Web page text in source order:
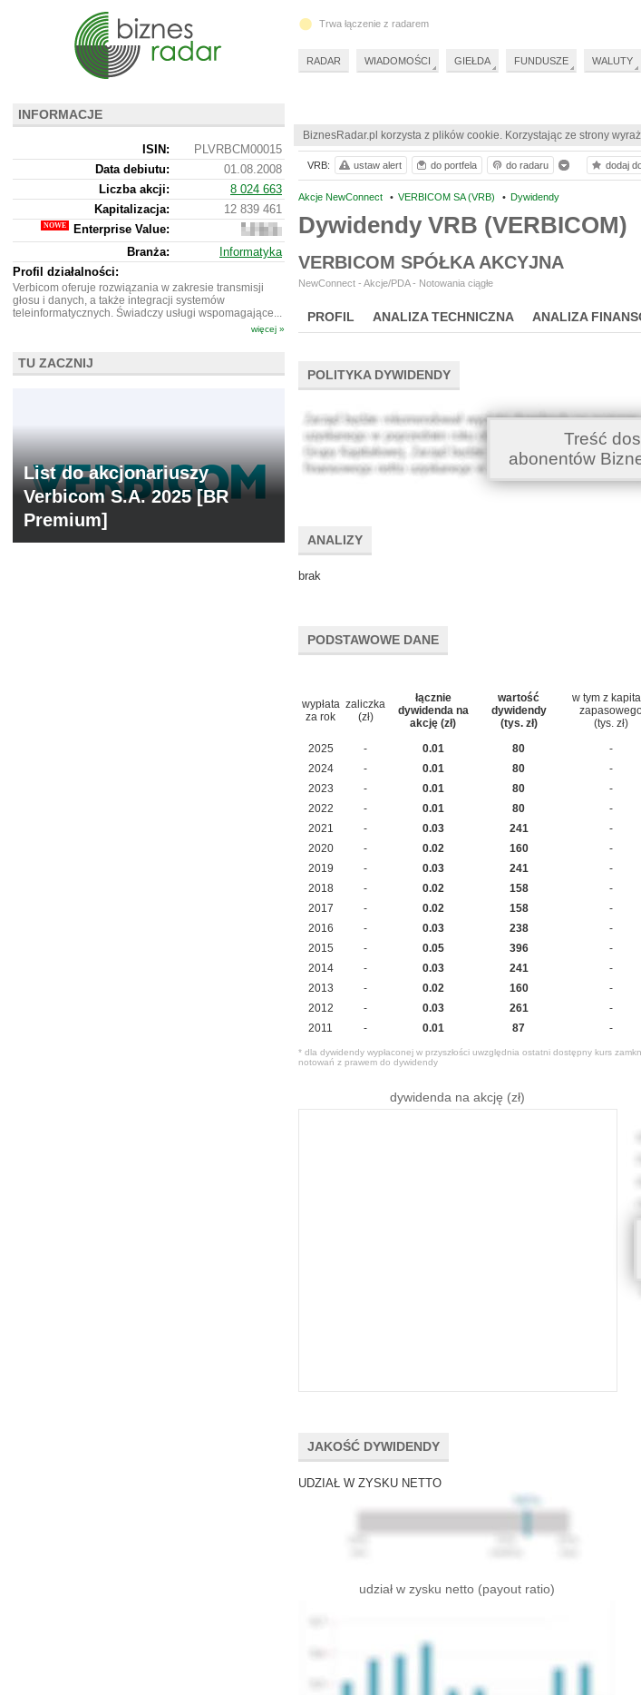
BiznesRadar.pl korzysta z plików cookie. Korzystając ze strony
Akcje NewConnect • VERBICOM SA (VRB) • Dywidendy
Dywidendy VRB (VERBICOM)
VERBICOM SPÓŁKA AKCYJNA
NewConnect - Akcje/PDA - Notowania ciągłe
PROFIL ANALIZA TECHNICZNA ANALIZA
POLITYKA DYWIDENDY
Treść
abonentów
ANALIZY
brak
PODSTAWOWE DANE
wypłata
za rok
zaliczka
(zł)
łącznie
dywidenda na
akcję (zł)
wartość
dywidendy
(tys. zł)
w tym z
(tys. zł)
2025 - 0.01 80 -
2024 - 0.01 80 -
2023 - 0.01 80 -
2022 - 0.01 80 -
2021 - 0.03 241 -
2020 - 0.02 160 -
2019 - 0.03 241 -
2018 - 0.02 158 -
2017 - 0.02 158 -
2016 - 0.03 238 -
2015 - 0.05 396 -
2014 - 0.03 241 -
2013 - 0.02 160 -
2012 - 0.03 261 -
2011 - 0.01 87 -
* dla dywidendy wypłaconej w przyszłości uwzględnia ostatni dostępny kurs
notowań z prawem do dywidendy
dywidenda na akcję (zł)
JAKOŚĆ DYWIDENDY
UDZIAŁ W ZYSKU NETTO
udział w zysku netto (payout ratio)
VRB: ustaw alert do portfela do radaru dodaj
INFORMACJE
ISIN:
PLVRBCM00015
Data debiutu:
01.08.2008
Liczba akcji:
8 024 663
Kapitalizacja:
12 839 461
Enterprise Value:
19
852
461
Branża:
Informatyka
Profil działalności:
Verbicom oferuje rozwiązania w zakresie transmisji
głosu i danych, a także integracji systemów
teleinformatycznych. Świadczy usługi wspomagające...
więcej »
TU ZACZNIJ
List do akcjonariuszy
Verbicom S.A. 2025 [BR
Premium]
Trwa łączenie z radarem
RADAR WIADOMOŚCI GIEŁDA FUNDUSZE WALUTY